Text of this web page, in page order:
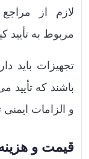
لازم از
مربوط به تأیید
تجهیزات باید
باشند که تأیید
و الزامات ایمنی
قیمت و